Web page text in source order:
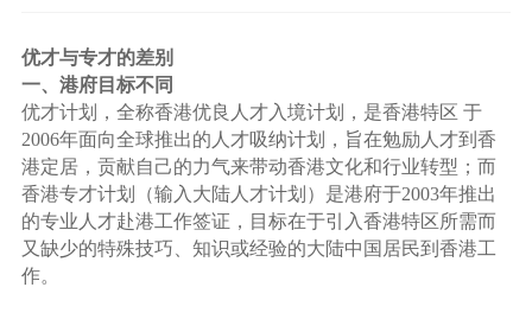
优才与专才的差别
一、港府目标不同
优才计划，全称香港优良人才入境计划，是香港特区 于
2006年面向全球推出的人才吸纳计划，旨在勉励人才到香
港定居，贡献自己的力气来带动香港文化和行业转型；而
香港专才计划（输入大陆人才计划）是港府于2003年推出
的专业人才赴港工作签证，目标在于引入香港特区所需而
又缺少的特殊技巧、知识或经验的大陆中国居民到香港工
作。